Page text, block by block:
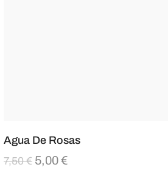
Agua De Rosas
7,50€ 5,00€